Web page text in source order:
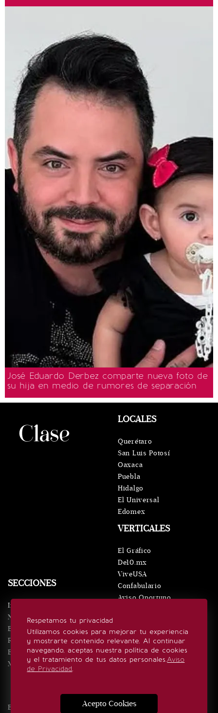
José Eduardo Derbez comparte nueva foto de
su hija en medio de rumores de separación
Respetamos tu privacidad
Utilizamos cookies para mejorar tu experiencia
y mostrarte contenido relevante. Al continuar
navegando, aceptas nuestra política de cookies
y el tratamiento de tus datos personales.Aviso
de Privacidad.
Acepto Cookies
SECCIONES
Inicio
Noticias
Eventos
Realeza
Estilo de vida
Minuto x Minuto
VERTICALES
El Gráfico
De10.mx
ViveUSA
Confabulario
Aviso Oportuno
LOCALES
Querétaro
San Luis Potosí
Oaxaca
Puebla
Hidalgo
El Universal
Edomex
SÍGUENOS
Edición Impresa Noticias Quiénes somos